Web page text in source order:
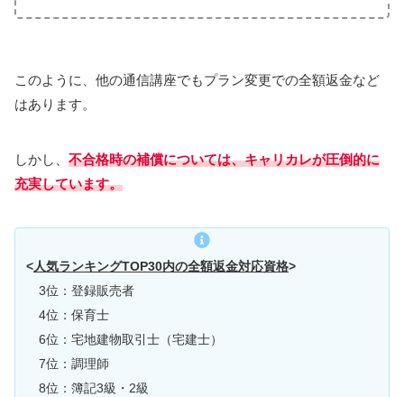
このように、他の通信講座でもプラン変更での全額返金など
はあります。
しかし、 不合格時の補償については、キャリカレが圧倒的に
充実しています。
<人気ランキングTOP30内の全額返金対応資格>
3位：登録販売者
4位：保育士
6位：宅地建物取引士（宅建士）
7位：調理師
8位：簿記3級・2級